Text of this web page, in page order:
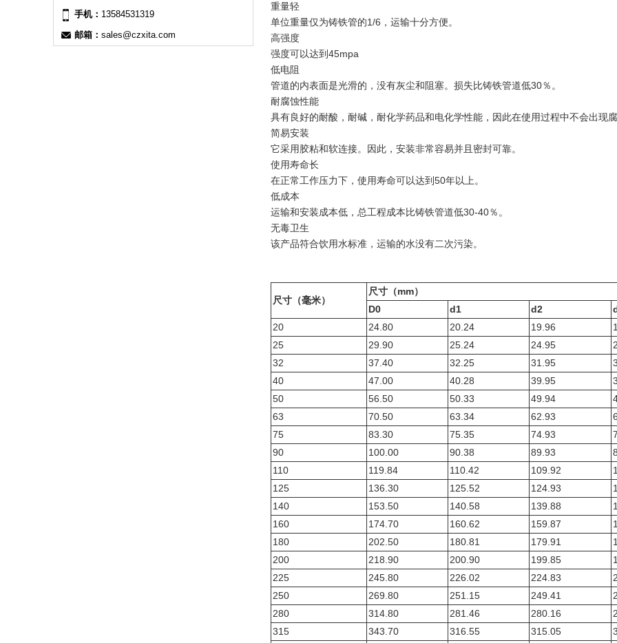
手机： 13584531319
邮箱： sales@czxita.com
重量轻
单位重量仅为铸铁管的1/6，运输十分方便。
高强度
强度可以达到45mpa
低电阻
管道的内表面是光滑的，没有灰尘和阻塞。 损失比铸铁管道低30％。
耐腐蚀性能
具有良好的耐酸，耐碱，耐化学药品和电化学性能，因此在使用过程中不会出现
简易安装
它采用胶粘和软连接。 因此，安装非常容易并且密封可靠。
使用寿命长
在正常工作压力下，使用寿命可以达到50年以上。
低成本
运输和安装成本低，总工程成本比铸铁管道低30-40％。
无毒卫生
该产品符合饮用水标准，运输的水没有二次污染。
尺寸（毫米）
尺寸（mm）
D0
d1 d2
20
24.80 20.24 19.96
25
29.90 25.24 24.95
32
37.40 32.25 31.95
40
47.00 40.28 39.95
50
56.50 50.33 49.94
63
70.50 63.34 62.93
75
83.30 75.35 74.93
90
100.00 90.38 89.93
110
119.84 110.42 109.92
125
136.30 125.52 124.93
140
153.50 140.58 139.88
160
174.70 160.62 159.87
180
202.50 180.81 179.91
200
218.90 200.90 199.85
225
245.80 226.02 224.83
250
269.80 251.15 249.41
280
314.80 281.46 280.16
315
343.70 316.55 315.05